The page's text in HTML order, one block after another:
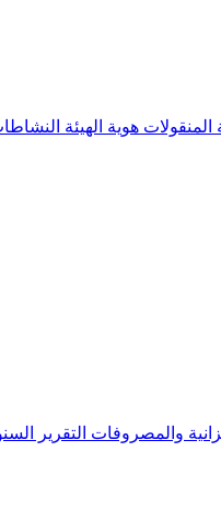
هوية الهيئة
والمصروفات التقرير